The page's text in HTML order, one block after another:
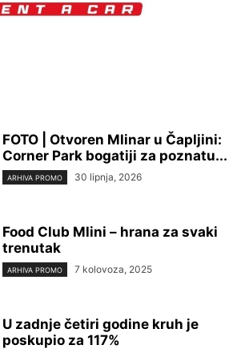
FOTO | Otvoren Mlinar u Čapljini:
Corner Park bogatiji za poznatu...
ARHIVA PROMO 30 lipnja, 2026
Food Club Mlini – hrana za svaki
trenutak
ARHIVA PROMO 7 kolovoza, 2025
U zadnje četiri godine kruh je
poskupio za 117%